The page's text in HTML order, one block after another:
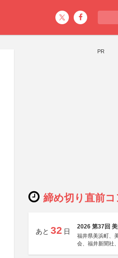
PR
締め切り直前コ
あと 32 日
2026 第37回
福井県美浜町、
会、福井新聞社